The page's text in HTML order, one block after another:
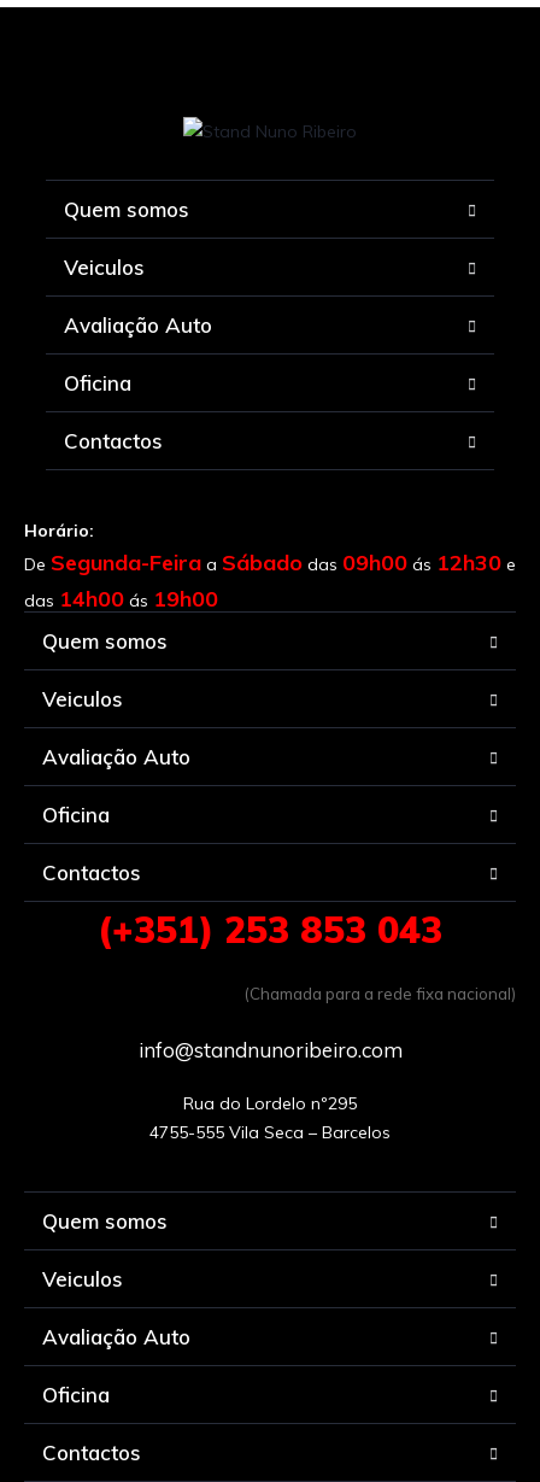
Quem somos
Veiculos
Avaliação Auto
Oficina
Contactos
Horário:
De Segunda-Feira a Sábado das 09h00 ás 12h30 e
das 14h00 ás 19h00
Quem somos
Veiculos
Avaliação Auto
Oficina
Contactos
(+351) 253 853 043
(Chamada para a rede fixa nacional)
info@standnunoribeiro.com
Rua do Lordelo nº295
Quem somos
Veiculos
Avaliação Auto
Oficina
Contactos